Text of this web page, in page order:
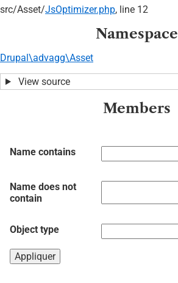
src/Asset/JsOptimizer.php, line 12
Namespace
Drupal\advagg\Asset
View source
Members
Name contains
Name does not
contain
Object type